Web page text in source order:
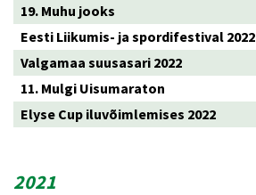
19. Muhu jooks
Eesti Liikumis- ja spordifestival 2022
Valgamaa suusasari 2022
11. Mulgi Uisumaraton
Elyse Cup iluvõimlemises 2022
2021